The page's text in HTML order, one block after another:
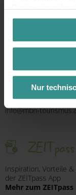
Risiko, dass Ihre
Anordnungen
Meta) dem
wirksamen
Ihrem Klick auf
von
Deaktivierung
unserer
Nur
Kontakt
Infoline
Mail
info@mbn-
ZEITpass
Inspiration, Vorteile
der ZEITpass App
Mehr zum ZEITpass